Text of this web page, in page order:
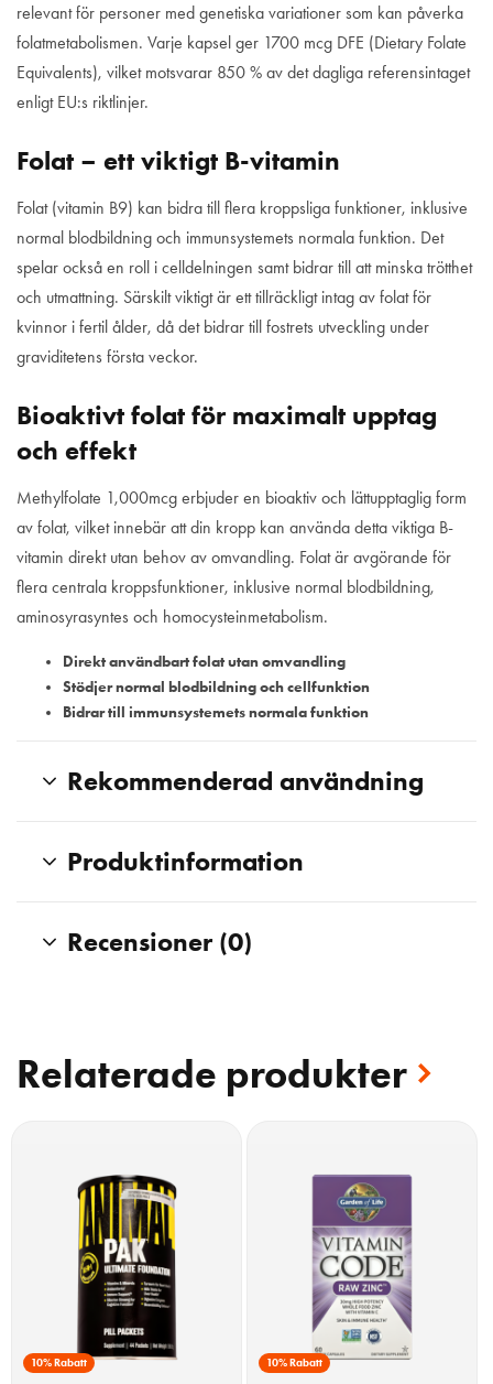
relevant för personer med genetiska variationer som kan påverka
folatmetabolismen. Varje kapsel ger 1700 mcg DFE (Dietary Folate
Equivalents), vilket motsvarar 850 % av det dagliga referensintaget
enligt EU:s riktlinjer.
Folat – ett viktigt B-vitamin
Folat (vitamin B9) kan bidra till flera kroppsliga funktioner, inklusive
normal blodbildning och immunsystemets normala funktion. Det
spelar också en roll i celldelningen samt bidrar till att minska trötthet
och utmattning. Särskilt viktigt är ett tillräckligt intag av folat för
kvinnor i fertil ålder, då det bidrar till fostrets utveckling under
graviditetens första veckor.
Bioaktivt folat för maximalt upptag
och effekt
Methylfolate 1,000mcg erbjuder en bioaktiv och lättupptaglig form
av folat, vilket innebär att din kropp kan använda detta viktiga B-
vitamin direkt utan behov av omvandling. Folat är avgörande för
flera centrala kroppsfunktioner, inklusive normal blodbildning,
aminosyrasyntes och homocysteinmetabolism.
Direkt användbart folat utan omvandling
Stödjer normal blodbildning och cellfunktion
Bidrar till immunsystemets normala funktion
Rekommenderad användning
Produktinformation
Recensioner (0)
Relaterade produkter
10% Rabatt 10% Rabatt